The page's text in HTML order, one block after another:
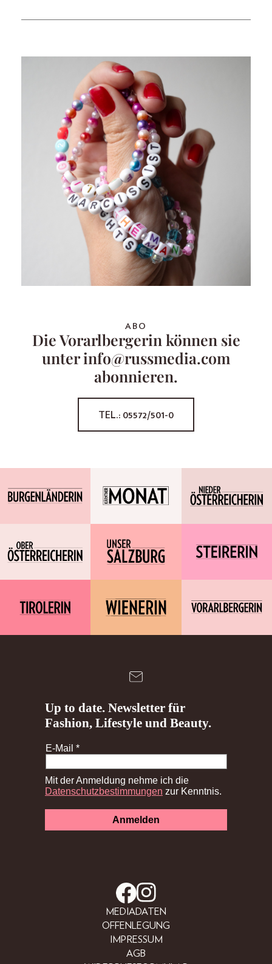
ABO
Die Vorarlbergerin können sie
unter info@russmedia.com
abonnieren.
TEL.: 05572/501-0
MEDIADATEN
OFFENLEGUNG
IMPRESSUM
AGB